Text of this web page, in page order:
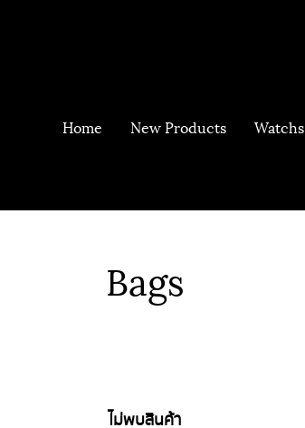
Home New Products Watchs
Bags
ไม่พบสินค้า